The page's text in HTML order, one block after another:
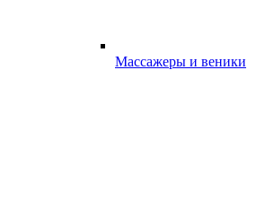
Массажеры и веники